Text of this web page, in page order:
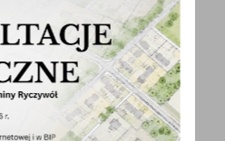
sołectwa
2023 r. Informacja
Wiardunki W